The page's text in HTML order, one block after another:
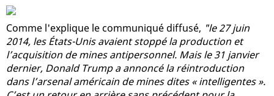
Comme l'explique le communiqué diffusé, "le 27 juin
2014, les États-Unis avaient stoppé la production et
l’acquisition de mines antipersonnel. Mais le 31 janvier
dernier, Donald Trump a annoncé la réintroduction
dans l’arsenal américain de mines dites « intelligentes ».